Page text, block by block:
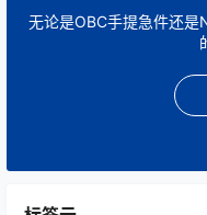
无论是OBC手提急件还是